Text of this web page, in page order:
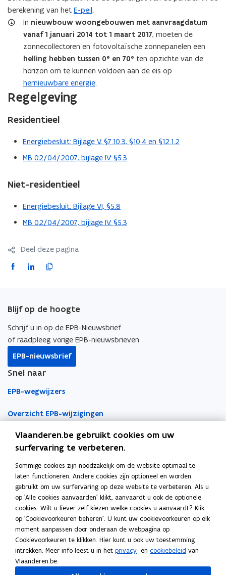
berekening van het E-peil.
In nieuwbouw woongebouwen met aanvraagdatum
vanaf 1 januari 2014 tot 1 maart 2017, moeten de
zonnecollectoren en fotovoltaïsche zonnepanelen een
helling hebben tussen 0° en 70° ten opzichte van de
horizon om te kunnen voldoen aan de eis op
hernieuwbare energie.
Regelgeving
Residentieel
Energiebesluit: Bijlage V, §7.10.3, §10.4 en §12.1.2
MB 02/04/2007, bijlage IV: §5.3
Niet-residentieel
Energiebesluit: Bijlage VI, §5.8
MB 02/04/2007, bijlage IV: §5.3
Deel deze pagina
F
b
o
o
p
e
t
i
L
e
d
i
p
t
i
n
n
u
w
v
e
n
s
e
K
e
e
r
n
k
a
a
r
k
e
m
b
o
r
d
Blijf op de hoogte
Schrijf u in op de EPB-Nieuwsbrief
of raadpleeg vorige EPB-nieuwsbrieven
EPB-nieuwsbrief
Snel naar
EPB-wegwijzers
Overzicht EPB-wijzigingen
EPB-regelgeving
Werken als EPB-verslaggever
Erkenningsvoorwaarden
Permanente vorming
Veelgemaakte fouten
Tools
EPB-software 3G
Vlaanderen.be gebruikt cookies om uw
surfervaring te verbeteren.
Sommige cookies zijn noodzakelijk om de website optimaal te
laten functioneren. Andere cookies zijn optioneel en worden
gebruikt om uw surfervaring op deze website te verbeteren. Als u
op 'Alle cookies aanvaarden' klikt, aanvaardt u ook de optionele
cookies. Wilt u liever zelf kiezen welke cookies u aanvaardt? Klik
op 'Cookievoorkeuren beheren'. U kunt uw cookievoorkeuren op elk
moment aanpassen door onderaan de webpagina op
Cookievoorkeuren te klikken. Hier kunt u ook uw toestemming
intrekken. Meer info leest u in het privacy- en cookiebeleid van
Vlaanderen.be.